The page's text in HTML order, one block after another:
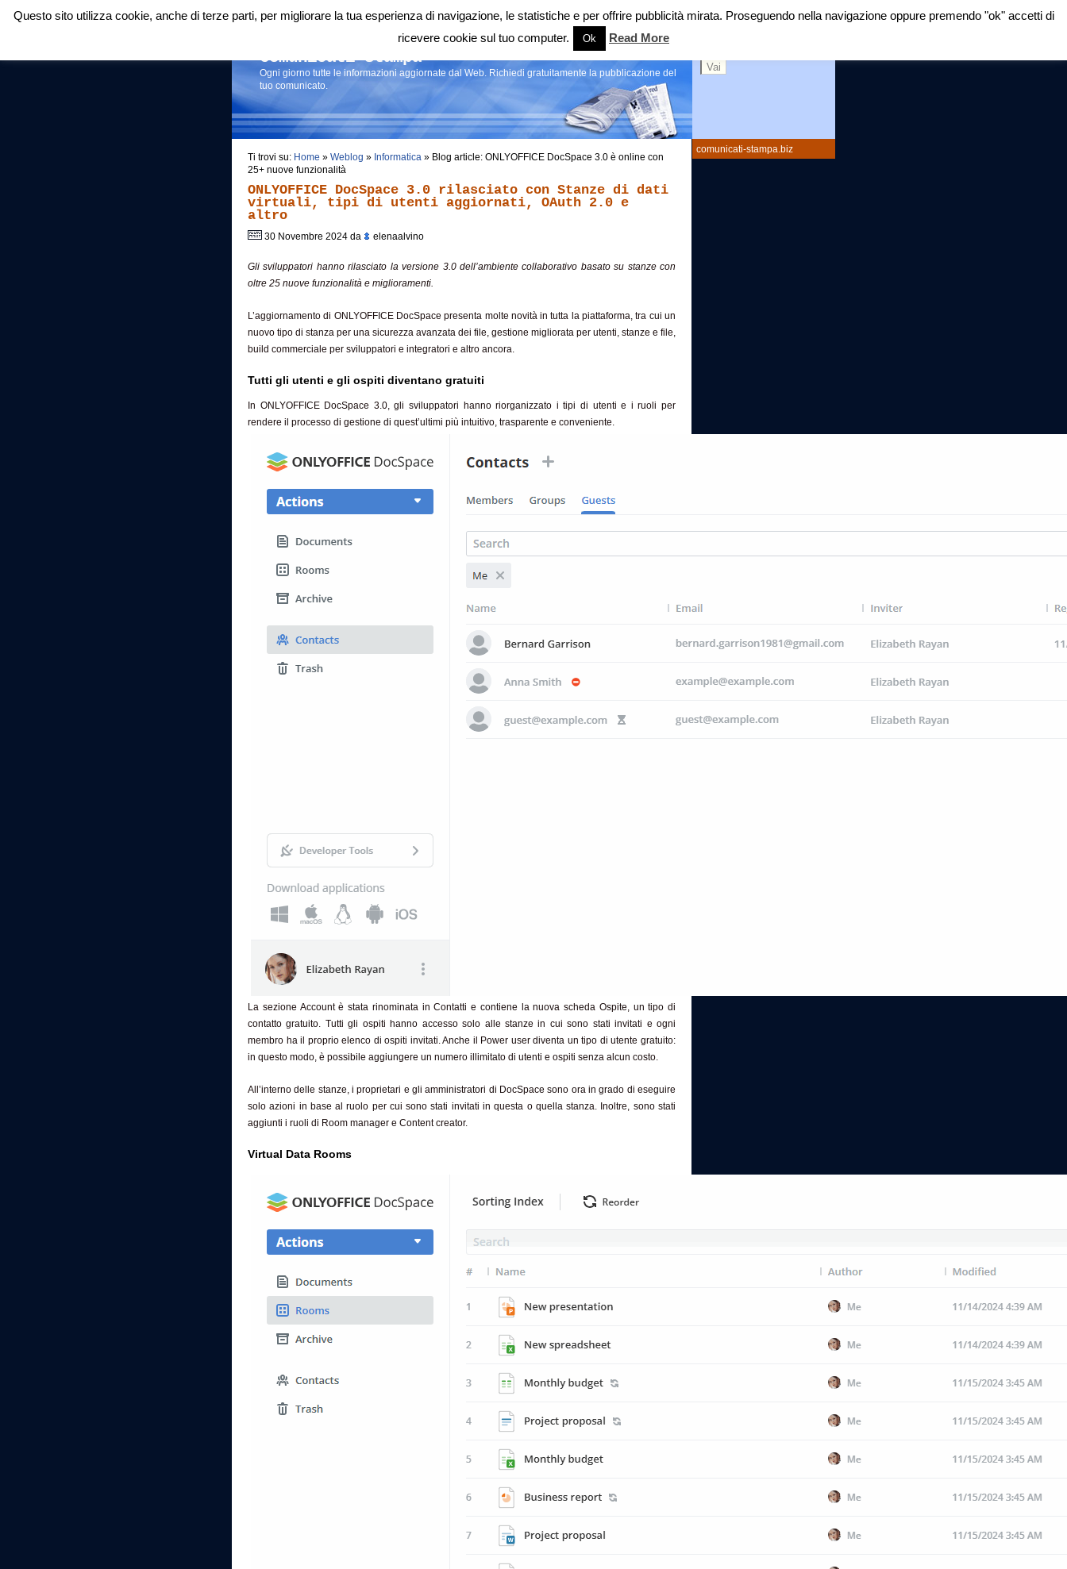
comunicati-stampa.biz
Login |RSS |
Comunicati stampa
Ogni giorno tutte le informazioni aggiornate dal Web. Richiedi gratuitamente la pubblicazione del
tuo comunicato.
Ti trovi su: Home » Weblog » Informatica » Blog article: ONLYOFFICE DocSpace 3.0 è online con
25+ nuove funzionalità
ONLYOFFICE DocSpace 3.0 rilasciato con Stanze di dati
virtuali, tipi di utenti aggiornati, OAuth 2.0 e
altro
30 Novembre 2024 da elenaalvino
Gli sviluppatori hanno rilasciato la versione 3.0 dell’ambiente collaborativo basato su stanze con
oltre 25 nuove funzionalità e miglioramenti.
L’aggiornamento di ONLYOFFICE DocSpace presenta molte novità in tutta la piattaforma, tra cui un
nuovo tipo di stanza per una sicurezza avanzata dei file, gestione migliorata per utenti, stanze e file,
build commerciale per sviluppatori e integratori e altro ancora.
Tutti gli utenti e gli ospiti diventano gratuiti
In ONLYOFFICE DocSpace 3.0, gli sviluppatori hanno riorganizzato i tipi di utenti e i ruoli per
rendere il processo di gestione di quest’ultimi più intuitivo, trasparente e conveniente.
La sezione Account è stata rinominata in Contatti e contiene la nuova scheda Ospite, un tipo di
contatto gratuito. Tutti gli ospiti hanno accesso solo alle stanze in cui sono stati invitati e ogni
membro ha il proprio elenco di ospiti invitati. Anche il Power user diventa un tipo di utente gratuito:
in questo modo, è possibile aggiungere un numero illimitato di utenti e ospiti senza alcun costo.
All’interno delle stanze, i proprietari e gli amministratori di DocSpace sono ora in grado di eseguire
solo azioni in base al ruolo per cui sono stati invitati in questa o quella stanza. Inoltre, sono stati
aggiunti i ruoli di Room manager e Content creator.
Virtual Data Rooms
Questo sito utilizza cookie, anche di terze parti, per migliorare la tua esperienza di navigazione, le statistiche e per offrire pubblicità mirata. Proseguendo nella navigazione oppure premendo "ok" accetti di
ricevere cookie sul tuo computer.
Ok Read More